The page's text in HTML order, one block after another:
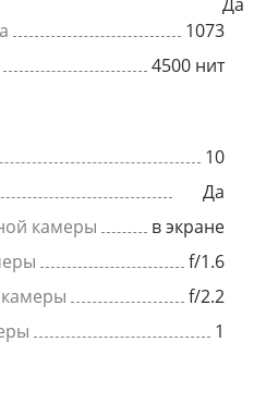
1073
4500 нит
10
Да
камеры
в экране
f/1.6
f/2.2
1